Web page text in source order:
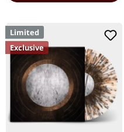
Limited
Exclusive